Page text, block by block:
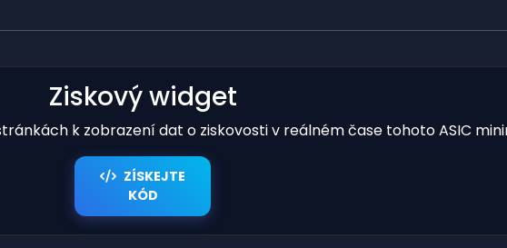
Ziskový widget
k zobrazení dat o ziskovosti v reálném čase tohoto ASIC
ZÍSKEJTE
KÓD